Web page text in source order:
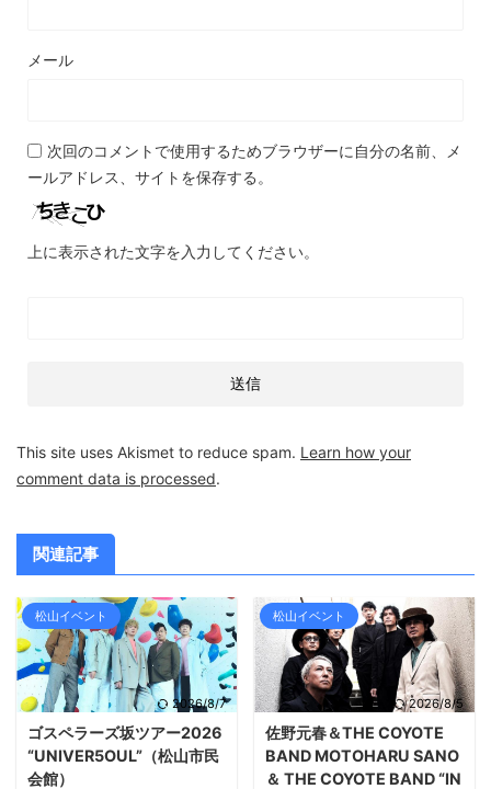
メール
次回のコメントで使用するためブラウザーに自分の名前、メ
ールアドレス、サイトを保存する。
上に表示された文字を入力してください。
This site uses Akismet to reduce spam. Learn how your
comment data is processed.
関連記事
松山イベント
2026/8/7
ゴスペラーズ坂ツアー2026
“UNIVER5OUL”（松山市民
会館）
松山イベント
2026/8/5
佐野元春＆THE COYOTE
BAND MOTOHARU SANO
＆ THE COYOTE BAND “IN